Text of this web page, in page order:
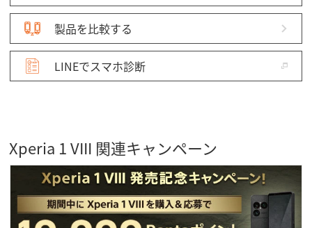
製品を比較する
LINEでスマホ診断
Xperia 1 VIII 関連キャンペーン